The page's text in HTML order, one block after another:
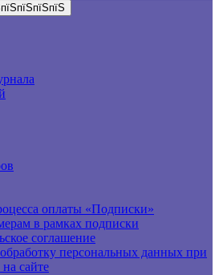
оплаты «Подписки»
в рамках подписки
соглашение
персональных данных при
сайте